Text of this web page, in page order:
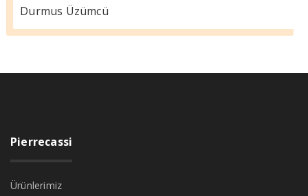
Durmus Üzümcü
Pierrecassi
Ürünlerimiz